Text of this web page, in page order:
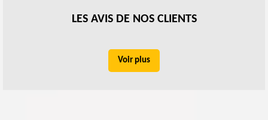
LES AVIS DE NOS CLIENTS
Voir plus